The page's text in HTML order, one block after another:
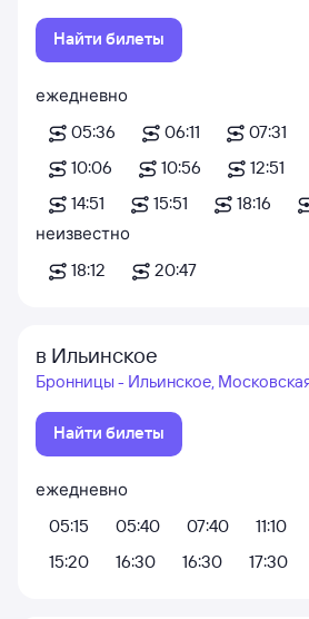
Найти билеты
ежедневно
05:36
06:11 07:31
10:06
10:56 12:51
14:51
15:51 18:16
неизвестно
18:12
20:47
в Ильинское
Бронницы - Ильинское,
Найти билеты
ежедневно
05:15
05:40 07:40 11:10
15:20
16:30 16:30 17:30